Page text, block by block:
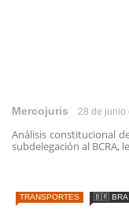
Mercojuris 28 de junio
Análisis constitucional
subdelegación al BCRA,
TRANSPORTES 🇧🇷 BRA